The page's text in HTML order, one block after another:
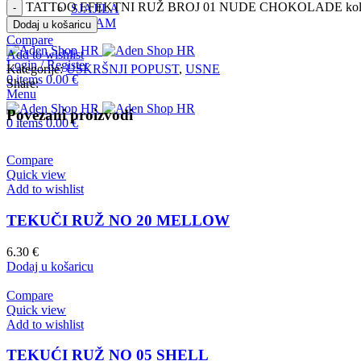
SJAJILA
INSTAGRAM
Login / Register
0items 0.00€
Menu
0 items 0.00€
TATTOO EFEKTNI RUŽ BROJ 01 NUDE CHOKOLADE
Dodaj u košaricu
Compare
Add to wishlist
Kategorije: USKRŠNJI POPUST, USNE
Share:
Povezani proizvodi
Compare
Quick view
Add to wishlist
TEKUČI RUŽ NO 20 MELLOW
6.30 €
Dodaj u košaricu
Compare
Quick view
Add to wishlist
TEKUĆI RUŽ NO 05 SHELL